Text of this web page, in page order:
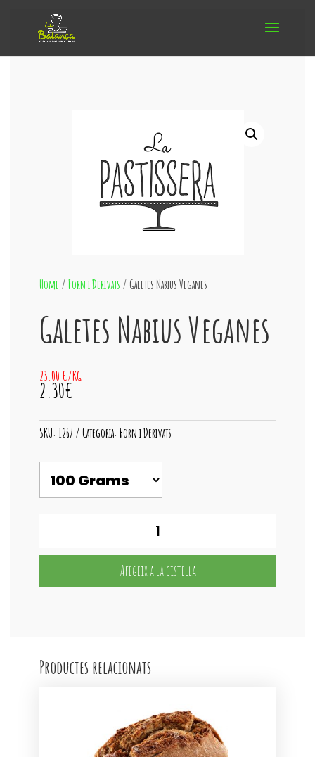
Home /Forn i Derivats / Galetes Nabius Veganes
Galetes Nabius Veganes
23.00 €/KG
2.30€
SKU:1267 Categoria:Forn i Derivats
Galetes
Afegeix a la cistella
Productes relacionats